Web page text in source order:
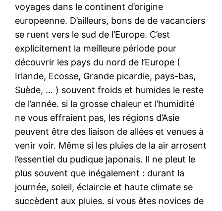
voyages dans le continent d’origine
europeenne. D’ailleurs, bons de de vacanciers
se ruent vers le sud de l’Europe. C’est
explicitement la meilleure période pour
découvrir les pays du nord de l’Europe (
Irlande, Ecosse, Grande picardie, pays-bas,
Suède, … ) souvent froids et humides le reste
de l’année. si la grosse chaleur et l’humidité
ne vous effraient pas, les régions d’Asie
peuvent être des liaison de allées et venues à
venir voir. Même si les pluies de la air arrosent
l’essentiel du pudique japonais. Il ne pleut le
plus souvent que inégalement : durant la
journée, soleil, éclaircie et haute climate se
succèdent aux pluies. si vous êtes novices de